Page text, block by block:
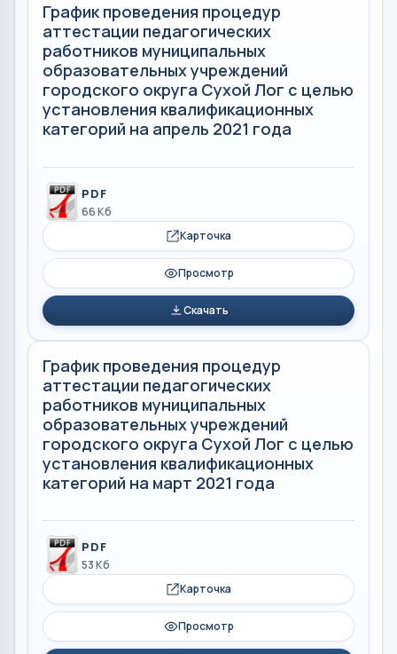
График проведения процедур
аттестации педагогических
работников муниципальных
образовательных учреждений
городского округа Сухой Лог с целью
установления квалификационных
категорий на апрель 2021 года
PDF
66 Кб
Карточка
Просмотр
Скачать
График проведения процедур
аттестации педагогических
работников муниципальных
образовательных учреждений
городского округа Сухой Лог с целью
установления квалификационных
категорий на март 2021 года
PDF
53 Кб
Карточка
Просмотр